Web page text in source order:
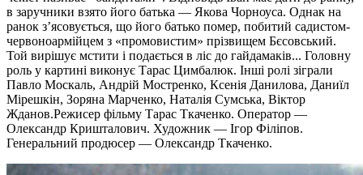
в заручники взято його батька — Якова Чорноуса. Однак на
ранок з’ясовується, що його батько помер, побитий садистом-
червоноармійцем з «промовистим» прізвищем Бєсовський.
Той вирішує мстити і подається в ліс до гайдамаків... Головну
роль у картині виконує Тарас Цимбалюк. Інші ролі зіграли
Павло Москаль, Андрій Мостренко, Ксенія Данилова, Даниїл
Мірешкін, Зоряна Марченко, Наталія Сумська, Віктор
Жданов.Режисер фільму Тарас Ткаченко. Оператор —
Олександр Кришталович. Художник — Ігор Філіпов.
Генеральний продюсер — Олександр Ткаченко.